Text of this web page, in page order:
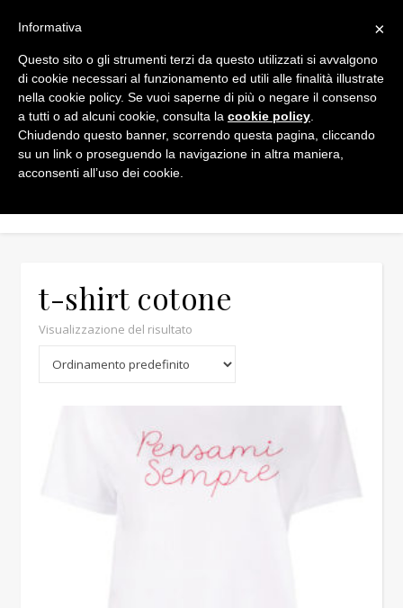
t-shirt cotone
Visualizzazione del risultato
×
Informativa
Questo sito o gli strumenti terzi da questo utilizzati si avvalgono
di cookie necessari al funzionamento ed utili alle finalità illustrate
nella cookie policy. Se vuoi saperne di più o negare il consenso
a tutti o ad alcuni cookie, consulta la cookie policy
Chiudendo questo banner, scorrendo questa pagina, cliccando
su un link o proseguendo la navigazione in altra maniera,
acconsenti all’uso dei cookie.